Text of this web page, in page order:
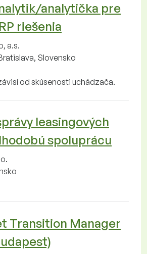
analytička pre
riešenia
a.s.
Slovensko
od skúsenosti uchádzača.
leasingových
spoluprácu
Transition Manager